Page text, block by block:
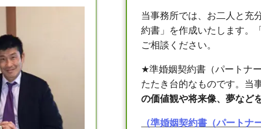
当事務所では、お二人と充
約書」を作成いたします。
ご相談ください。
★準婚姻契約書（パートナ
たたき台的なものです。当
の価値観や将来像、夢など
（準婚姻契約書（パートナ